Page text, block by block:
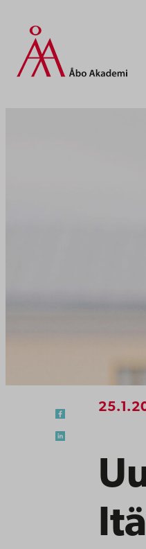
sisältöön